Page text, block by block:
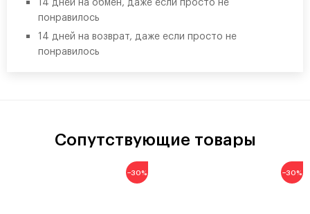
понравилось
14 дней на возврат, даже если просто не
понравилось
Сопутствующие товары
−30% −30%